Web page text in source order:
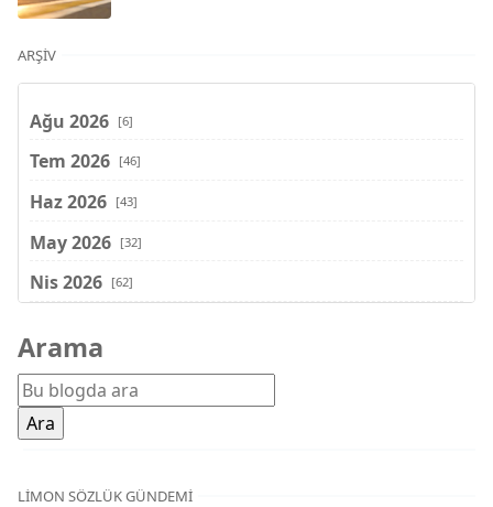
ARŞIV
Ağu 2026 [6]
Tem 2026 [46]
Haz 2026 [43]
May 2026 [32]
Nis 2026 [62]
Şub 2026
Oca 2026 [72]
Ara 2025
Kas 2025
Arama
LIMON SÖZLÜK GÜNDEMI